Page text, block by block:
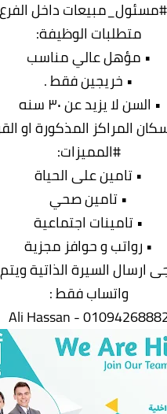
متطلبات الوظيفة:
• مؤهل عالي مناسب
• خريجين فقط .
• السن لا يزيد عن ٣٠ سنه
المراكز المذكورة او
#المميزات:
• تامين على الحياة
• تامين صحي
• تامينات اجتماعية
• رواتب و حوافز مجزية
ارسال السيرة الذاتية
واتساب فقط :
Ali Hassan -